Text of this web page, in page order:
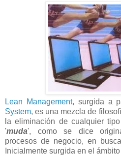
Lean Management, surgida a
System, es una mezcla de
la eliminación de cualquier
'muda', como se dice
procesos de negocio, en
Inicialmente surgida en el